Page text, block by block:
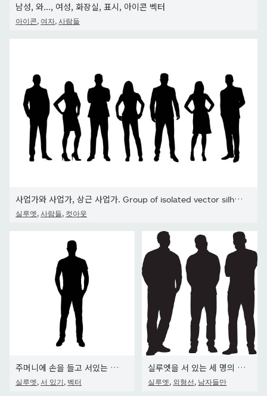
남성, 와..., 여성, 화장실, 표시, 아이콘 벡터
아이콘, 여자, 사람들
사업가와 사업가, 상근 사업가. Group of isolated vector silhouettes (고립된 벡터 실루엣
실루엣, 사람들, 컷아웃
주머니에 손을 들고 서있는 남자. 성인 사람들. 격리 벡터 실루엣
실루엣, 서 있기 , 벡터
실루엣을 서 있는 세 명의 젊은이
실루엣, 외형선 , 남자들만